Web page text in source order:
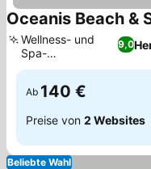
Oceanis Beach &
9,0
Wellness- und
Spa-
Einrichtungen
Ab 140 €
Preise von 2 Websites
Beliebte Wahl